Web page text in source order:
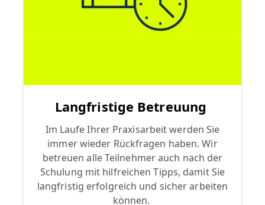
Langfristige Betreuung
Im Laufe Ihrer Praxisarbeit werden Sie
immer wieder Rückfragen haben. Wir
betreuen alle Teilnehmer auch nach der
Schulung mit hilfreichen Tipps, damit Sie
langfristig erfolgreich und sicher arbeiten
können.